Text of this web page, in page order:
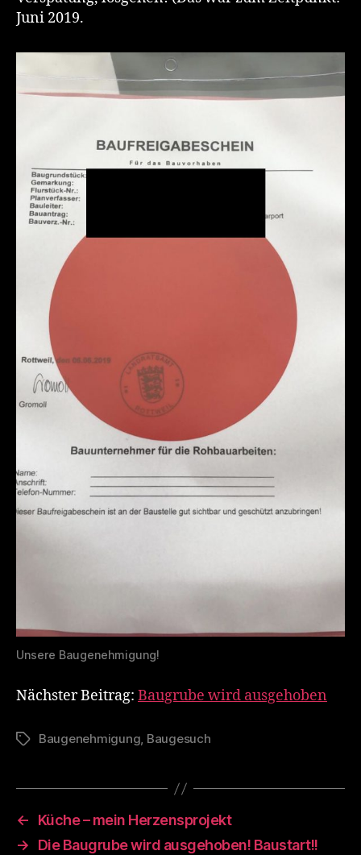
Juni 2019.
Unsere Baugenehmigung!
Nächster Beitrag: Baugrube wird ausgehoben
Schlagwörter
Baugenehmigung, Baugesuch
←
Küche – mein Herzensprojekt
→
Die Baugrube wird ausgehoben! Baustart!!